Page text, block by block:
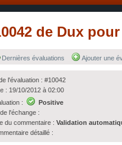
de Dux
Dernières évaluations Ajouter une
l'évaluation : #10042
: 19/10/2012 à 02:00
:
Positive
l'échange :
du commentaire : Validation
détaillé :